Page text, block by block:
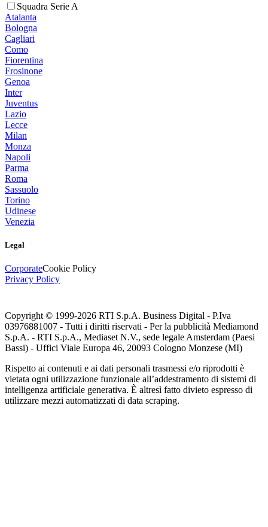
Squadra Serie A
Atalanta
Bologna
Cagliari
Como
Fiorentina
Frosinone
Genoa
Inter
Juventus
Lazio
Lecce
Milan
Monza
Napoli
Parma
Roma
Sassuolo
Torino
Udinese
Venezia
Legal
CorporateCookie Policy
Privacy Policy
Copyright © 1999-2026 RTI S.p.A. Business Digital - P.Iva
03976881007 - Tutti i diritti riservati - Per la pubblicità Mediamond
S.p.A. - RTI S.p.A., Mediaset N.V., sede legale Amsterdam (Paesi
Bassi) - Uffici Viale Europa 46, 20093 Cologno Monzese (MI)
Rispetto ai contenuti e ai dati personali trasmessi e/o riprodotti è
vietata ogni utilizzazione funzionale all’addestramento di sistemi di
intelligenza artificiale generativa. È altresì fatto divieto espresso di
utilizzare mezzi automatizzati di data scraping.